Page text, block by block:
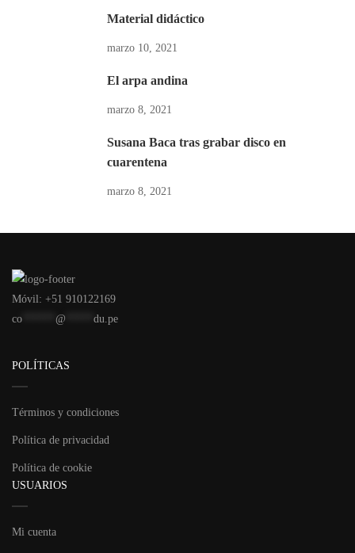
Material didáctico
marzo 10, 2021
El arpa andina
marzo 8, 2021
Susana Baca tras grabar disco en
cuarentena
marzo 8, 2021
Móvil: +51 910122169
co
@ du.pe
POLÍTICAS
Términos y condiciones
Política de privacidad
Política de cookie
USUARIOS
Mi cuenta